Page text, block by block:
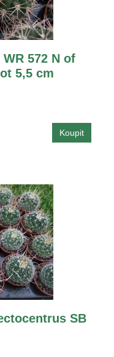
572 N of
5,5 cm
SB